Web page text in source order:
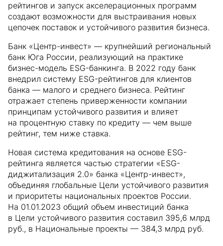
рейтингов и запуск акселерационных программ
создают возможности для выстраивания новых
цепочек поставок и устойчивого развития бизнеса.
Банк «Центр-инвест» — крупнейший региональный
банк Юга России, реализующий на практике
бизнес-модель ESG-банкинга. В 2022 году банк
внедрил систему ESG-рейтингов для клиентов
банка — малого и среднего бизнеса. Рейтинг
отражает степень приверженности компании
принципам устойчивого развития и влияет
на процентную ставку по кредиту — чем выше
рейтинг, тем ниже ставка.
Новая система кредитования на основе ESG-
рейтинга является частью стратегии «ESG-
диджитализация 2.0» банка «Центр-инвест»,
объединяя глобальные Цели устойчивого развития
и приоритеты национальных проектов России.
На 01.01.2023 общий объем инвестиций банка
в Цели устойчивого развития составил 395,6 млрд
руб., в Национальные проекты — 384,3 млрд руб.